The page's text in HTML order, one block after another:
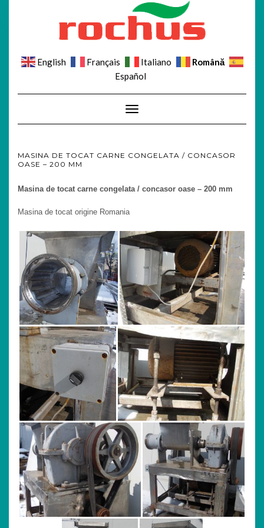
English Français Italiano
Română
Español
Toggle Navigation
MASINA DE TOCAT CARNE CONGELATA / CONCASOR
OASE – 200 MM
Masina de tocat carne congelata / concasor oase – 200 mm
Masina de tocat origine Romania